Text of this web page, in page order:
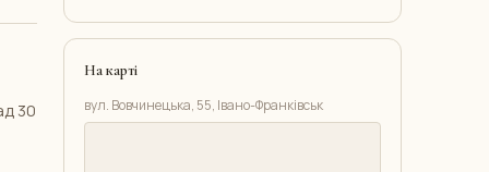
30
На карті
вул. Вовчинецька, 55, Івано-Франківськ